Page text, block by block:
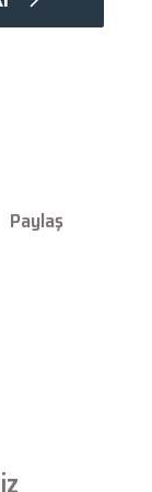
Paylaş